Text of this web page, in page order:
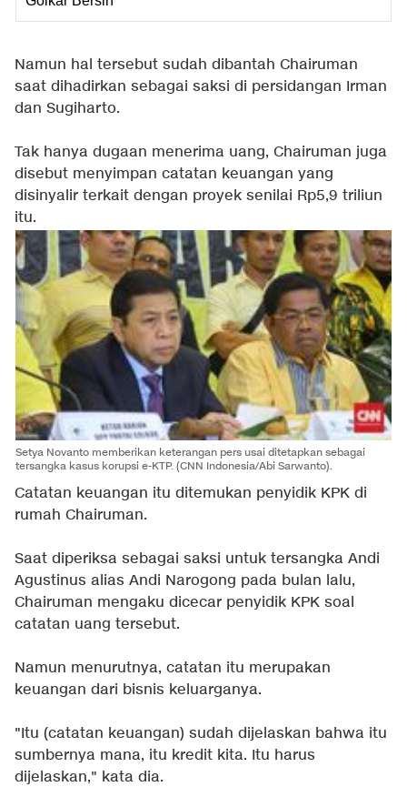
Namun hal tersebut sudah dibantah Chairuman
saat dihadirkan sebagai saksi di persidangan Irman
dan Sugiharto.
Tak hanya dugaan menerima uang, Chairuman juga
disebut menyimpan catatan keuangan yang
disinyalir terkait dengan proyek senilai Rp5,9 triliun
itu.
Setya Novanto memberikan keterangan pers usai ditetapkan sebagai
tersangka kasus korupsi e-KTP. (CNN Indonesia/Abi Sarwanto).
Catatan keuangan itu ditemukan penyidik KPK di
rumah Chairuman.
Saat diperiksa sebagai saksi untuk tersangka Andi
Agustinus alias Andi Narogong pada bulan lalu,
Chairuman mengaku dicecar penyidik KPK soal
catatan uang tersebut.
Namun menurutnya, catatan itu merupakan
keuangan dari bisnis keluarganya.
"Itu (catatan keuangan) sudah dijelaskan bahwa itu
sumbernya mana, itu kredit kita. Itu harus
dijelaskan," kata dia.